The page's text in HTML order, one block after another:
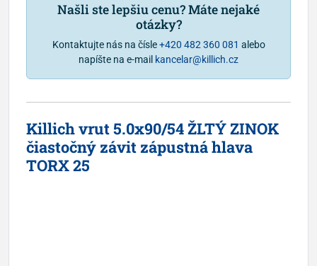
Našli ste lepšiu cenu? Máte nejaké
otázky?
Kontaktujte nás na čísle+420 482 360 081 alebo
napíšte na e-mail kancelar@killich.cz
Killich vrut 5.0x90/54 ŽLTÝ ZINOK
čiastočný závit zápustná hlava
TORX 25